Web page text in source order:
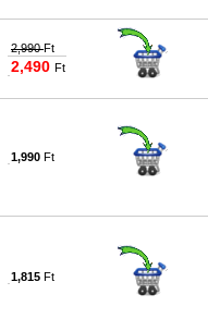
2,990Ft
2,490 Ft
1,990 Ft
1,815 Ft